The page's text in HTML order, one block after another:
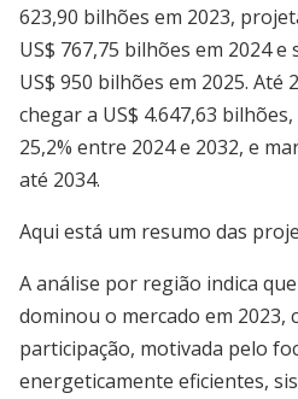
623,90 bilhões em 2023,
US$ 767,75 bilhões em 2024
US$ 950 bilhões em 2025. Até
chegar a US$ 4.647,63
25,2% entre 2024 e 2032, e
até 2034.
Aqui está um resumo das
A análise por região indica
dominou o mercado em 2023,
participação, motivada pelo
energeticamente eficientes,